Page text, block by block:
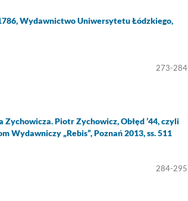
Wydawnictwo Uniwersytetu Łódzkiego,
273-284
Piotr Zychowicz, Obłęd ’44, czyli
„Rebis”, Poznań 2013, ss. 511
284-295